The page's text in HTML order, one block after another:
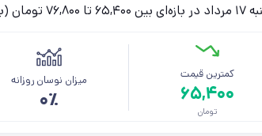
کمترین قیمت
۶۵,۴۰۰
تومان
میزان نوسان روزانه
۰٪